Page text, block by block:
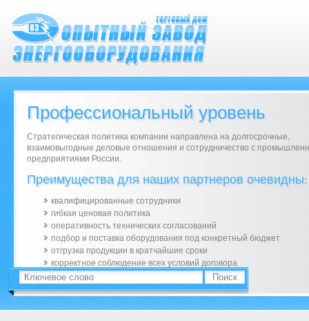
Профессиональный уровень
Стратегическая политика компании направлена на долгосрочные,
взаимовыгодные деловые отношения и сотрудничество с
предприятиями России.
Преимущества для наших партнеров очевидны:
квалифицированные сотрудники
гибкая ценовая политика
оперативность технических согласований
подбор и поставка оборудования под конкретный бюджет
отгрузка продукции в кратчайшие сроки
корректное соблюдение всех условий договора